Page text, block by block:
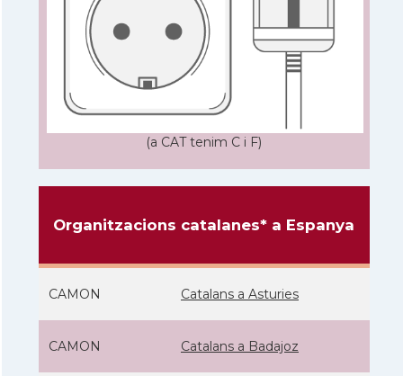
(a CAT tenim C i F)
Organitzacions catalanes* a Espanya
CAMON Catalans a Asturies
CAMON Catalans a Badajoz